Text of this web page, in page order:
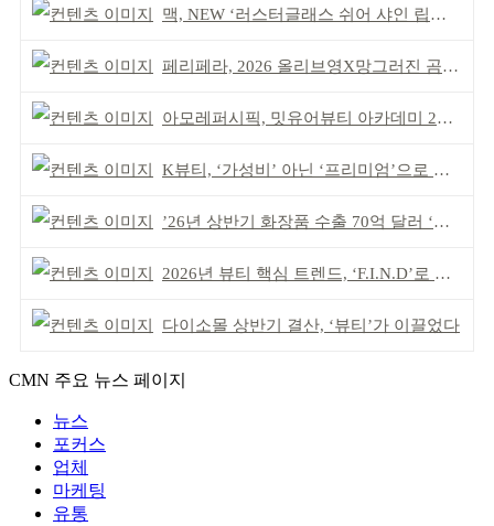
맥, NEW ‘러스터글래스 쉬어 샤인 립스틱’ 출시
페리페라, 2026 올리브영X망그러진 곰 콜라보
아모레퍼시픽, 밋유어뷰티 아카데미 2기 발대식
K뷰티, ‘가성비’ 아닌 ‘프리미엄’으로 승부걸어야
’26년 상반기 화장품 수출 70억 달러 ‘역대 최고’
2026년 뷰티 핵심 트렌드, ‘F.I.N.D’로 읽는다
다이소몰 상반기 결산, ‘뷰티’가 이끌었다
CMN 주요 뉴스 페이지
뉴스
포커스
업체
마케팅
유통